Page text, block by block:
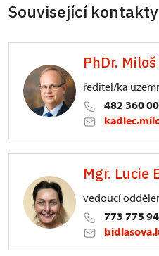
Související kontakty
PhDr.
ředitel/ka
482 360
3/, Sychrov 3
Mgr. Lucie
vedoucí
773 775